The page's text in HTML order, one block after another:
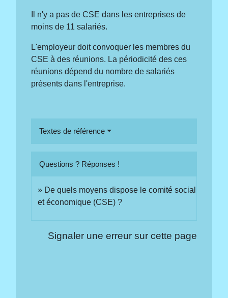
Il n'y a pas de CSE dans les entreprises de
moins de 11 salariés.
L'employeur doit convoquer les membres du
CSE à des réunions. La périodicité des ces
réunions dépend du nombre de salariés
présents dans l'entreprise.
Textes de référence
Questions ? Réponses !
De quels moyens dispose le comité social
et économique (CSE) ?
Signaler une erreur sur cette page